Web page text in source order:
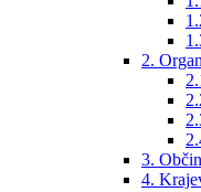
2.
3.
4.